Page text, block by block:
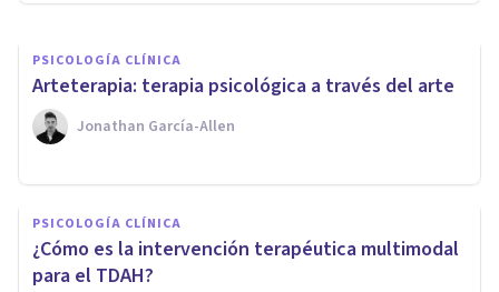
PSICOLOGÍA CLÍNICA
​Arteterapia: terapia psicológica a través del arte
Jonathan García-Allen
PSICOLOGÍA CLÍNICA
¿Cómo es la intervención terapéutica multimodal
para el TDAH?